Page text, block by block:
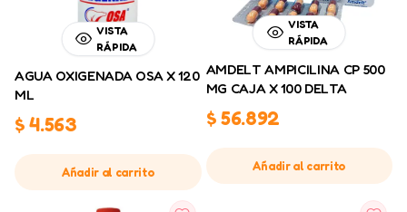
VISTA
RÁPIDA
AGUA OXIGENADA OSA X 120
ML
$4.563
Añadir al carrito
VISTA
RÁPIDA
AMDELT AMPICILINA CP 500
MG CAJA X 100 DELTA
$56.892
Añadir al carrito